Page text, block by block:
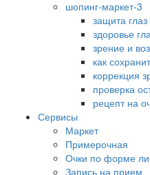
шопинг-маркет-3
защита
здоровье
зрение и
как
коррекция
проверка
рецепт на
Сервисы
Маркет
Примерочная
Очки по форме
Запись на прием